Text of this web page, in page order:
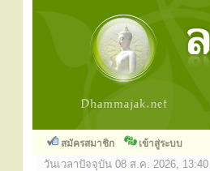
สมัครสมาชิก เข้าสู่ระบบ
วันเวลาปัจจุบัน 08 ส.ค. 2026, 13:40